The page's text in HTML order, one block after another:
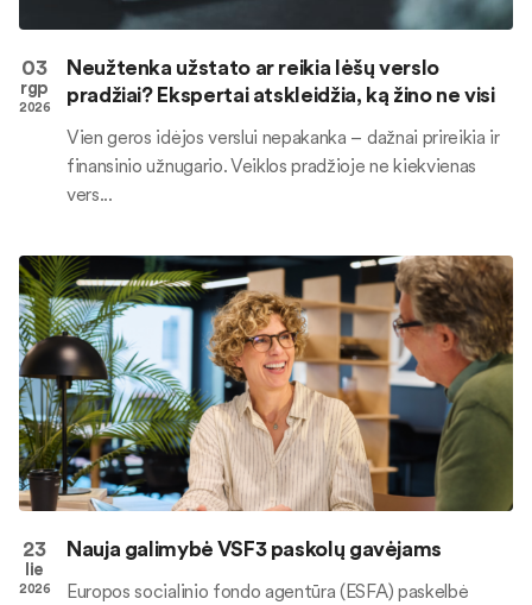
03
rgp
2026
Neužtenka užstato ar reikia lėšų verslo
pradžiai? Ekspertai atskleidžia, ką žino ne visi
Vien geros idėjos verslui nepakanka – dažnai prireikia ir
finansinio užnugario. Veiklos pradžioje ne kiekvienas
vers...
23
lie
2026
Nauja galimybė VSF3 paskolų gavėjams
Europos socialinio fondo agentūra (ESFA) paskelbė